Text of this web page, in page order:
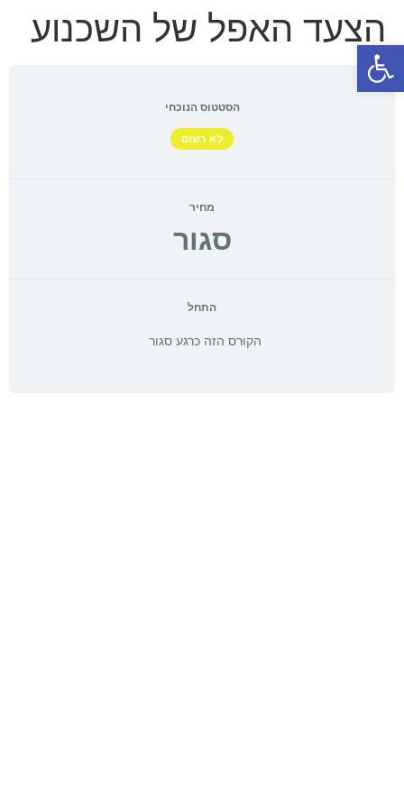
פתח סרגל נגישות
הצעד האפל של השכנוע
הסטטוס הנוכחי
לא רשום
מחיר
סגור
התחל
הקורס הזה כרגע סגור